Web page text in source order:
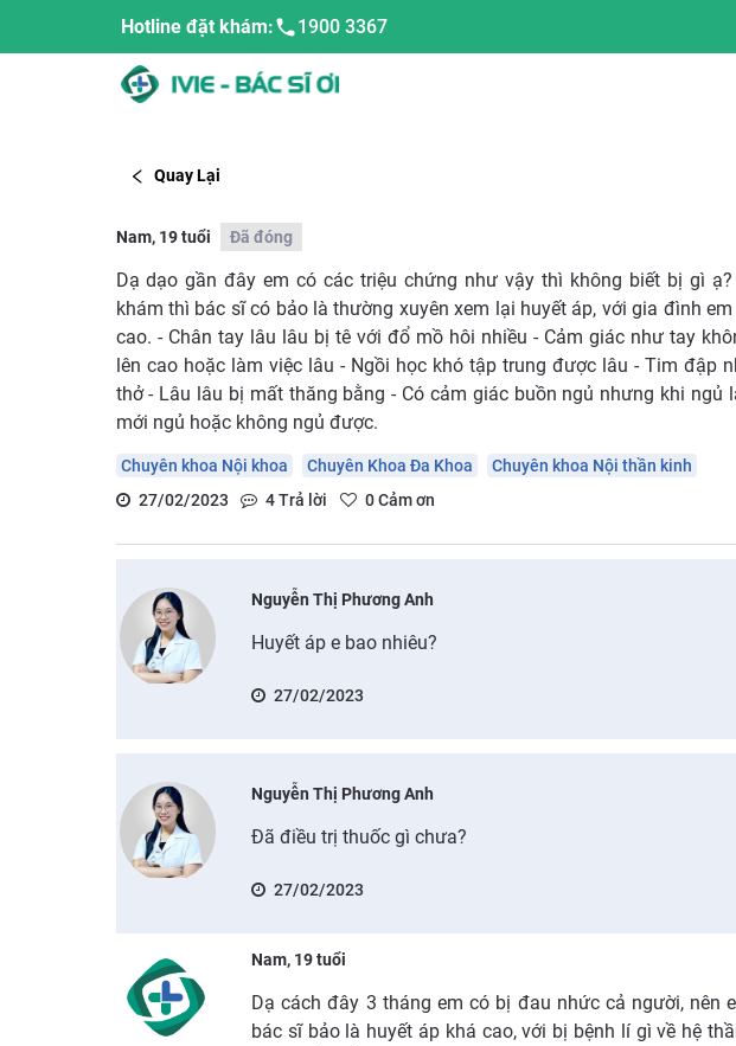
Hotline đặt khám: 1900 3367
Quay Lại
Nam, 19 tuổi Đã đóng
Dạ dạo gần đây em có các triệu chứng như vậy thì không biết bị gì
khám thì bác sĩ có bảo là thường xuyên xem lại huyết áp, với gia đình
cao. - Chân tay lâu lâu bị tê với đổ mồ hôi nhiều - Cảm giác như tay
lên cao hoặc làm việc lâu - Ngồi học khó tập trung được lâu - Tim đập
thở - Lâu lâu bị mất thăng bằng - Có cảm giác buồn ngủ nhưng khi ngủ
mới ngủ hoặc không ngủ được.
Chuyên khoa Nội khoa Chuyên Khoa Đa Khoa
Chuyên khoa Nội thần kinh
27/02/2023
4Trả lời 0Cảm ơn
Nguyễn Thị Phương Anh
Huyết áp e bao nhiêu?
27/02/2023
Nguyễn Thị Phương Anh
Đã điều trị thuốc gì chưa?
27/02/2023
Nam, 19 tuổi
Dạ cách đây 3 tháng em có bị đau nhức cả người, nên
bác sĩ bảo là huyết áp khá cao, với bị bệnh lí gì về hệ